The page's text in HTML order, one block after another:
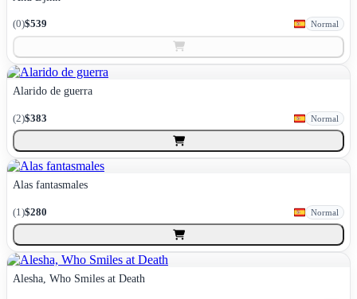
(0)$539 Normal
Alarido de guerra
(2)$383 Normal
Alas fantasmales
(1)$280 Normal
Alesha, Who Smiles at Death